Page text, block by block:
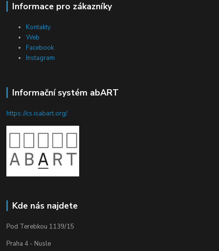
Informace pro zákazníky
Kontakty
Web
Facebook
Instagram
Informační systém abART
https://cs.isabart.org/
Kde nás najdete
Pod Terebkou 1139/15
Praha 4 - Nusle